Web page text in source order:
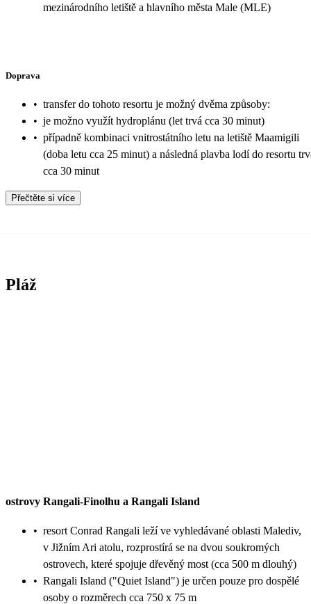
mezinárodního letiště a hlavního města Male (MLE)
Doprava
• transfer do tohoto resortu je možný dvěma způsoby:
• je možno využít hydroplánu (let trvá cca 30 minut)
• případně kombinaci vnitrostátního letu na letiště Maamigili
(doba letu cca 25 minut) a následná plavba lodí do resortu
cca 30 minut
Přečtěte si více
Pláž
ostrovy Rangali-Finolhu a Rangali Island
• resort Conrad Rangali leží ve vyhledávané oblasti Malediv,
v Jižním Ari atolu, rozprostírá se na dvou soukromých
ostrovech, které spojuje dřevěný most (cca 500 m dlouhý)
• Rangali Island ("Quiet Island") je určen pouze pro dospělé
osoby o rozměrech cca 750 x 75 m